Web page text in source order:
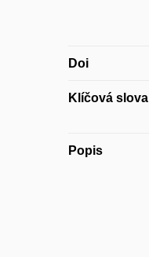
Doi
Klíčová slova
Popis